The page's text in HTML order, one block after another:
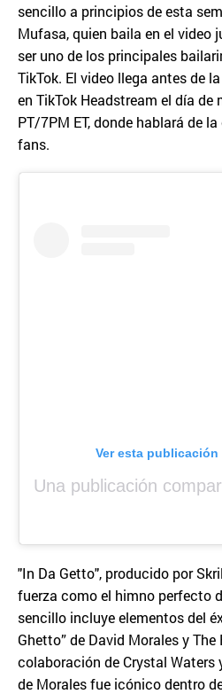
sencillo a principios de esta
Mufasa, quien baila en el video
ser uno de los principales
TikTok. El video llega antes de
en TikTok Headstream el día de
PT/7PM ET, donde hablará de
fans.
Ver esta publicación
"In Da Getto", producido por
fuerza como el himno perfecto
sencillo incluye elementos del
Ghetto” de David Morales y
colaboración de Crystal Waters
de Morales fue icónico dentro